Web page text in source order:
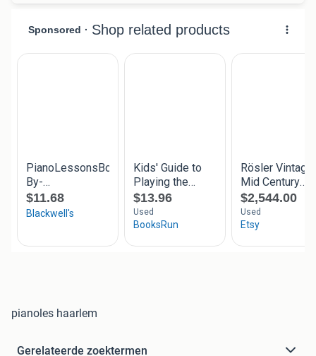
pianoles haarlem
Gerelateerde zoektermen